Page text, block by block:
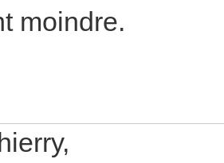
moindre.